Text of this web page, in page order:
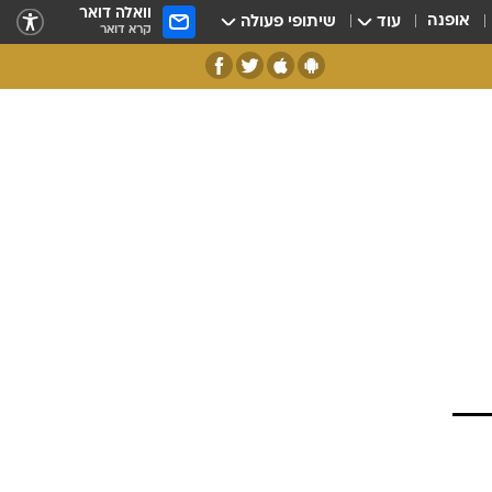
אופנה עוד שיתופי פעולה וואלה דואר
קרא דואר